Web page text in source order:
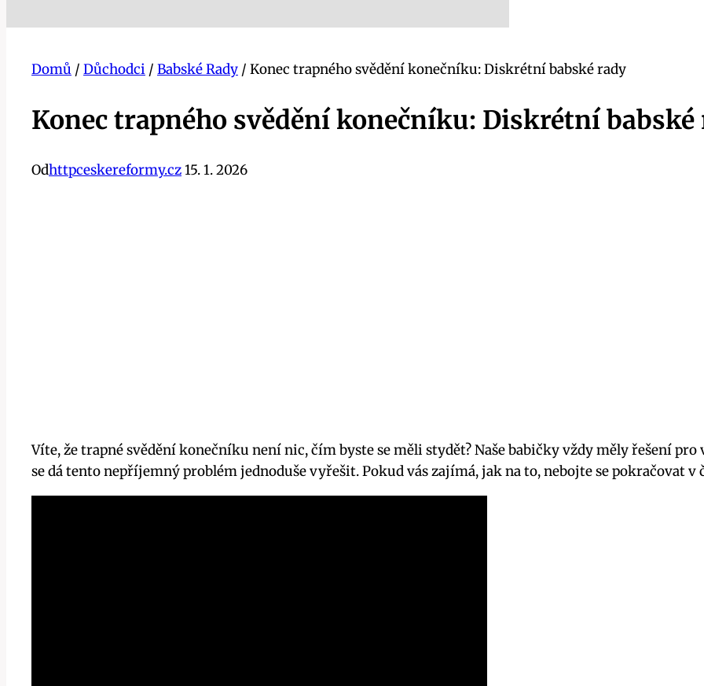
Domů / Důchodci / Babské Rady / Konec trapného svědění konečníku: Diskrétní babské rady
Konec trapného svědění konečníku: Diskrétní babské
Odhttpceskereformy.cz15. 1. 2026
Víte, že trapné svědění ⁢konečníku není nic, čím byste se měli stydět?‌ Naše babičky vždy měly řešení
se dá tento‍ nepříjemný problém jednoduše ​vyřešit. Pokud vás zajímá,⁢ jak na to, nebojte ⁣se ​pokračovat v